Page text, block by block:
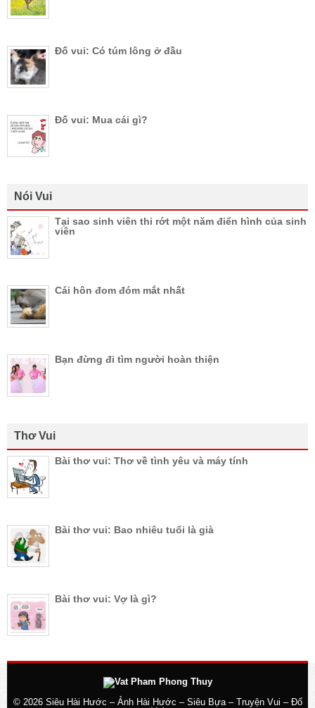
Đố vui: Có túm lông ở đầu
Đố vui: Mua cái gì?
Nói Vui
Tại sao sinh viên thi rớt một năm điển hình của sinh
viên
Cái hôn đom đóm mắt nhất
Bạn đừng đi tìm người hoàn thiện
Thơ Vui
Bài thơ vui: Thơ về tình yêu và máy tính
Bài thơ vui: Bao nhiêu tuổi là già
Bài thơ vui: Vợ là gì?
© 2026 Siêu Hài Hước – Ảnh Hài Hước – Siêu Bựa – Truyện Vui – Đố